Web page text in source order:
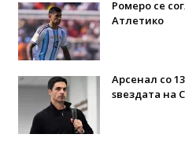
Ромеро се
Атлетико
Арсенал со
ѕвездата на